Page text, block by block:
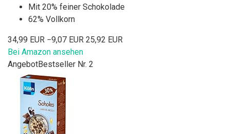
Mit 20% feiner Schokolade
62% Vollkorn
34,99 EUR −9,07 EUR 25,92 EUR
Bei Amazon ansehen
AngebotBestseller Nr. 2